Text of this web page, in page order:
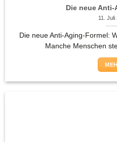
Die neue Anti-
11. Juli
Die neue Anti-Aging-Formel:
Manche Menschen